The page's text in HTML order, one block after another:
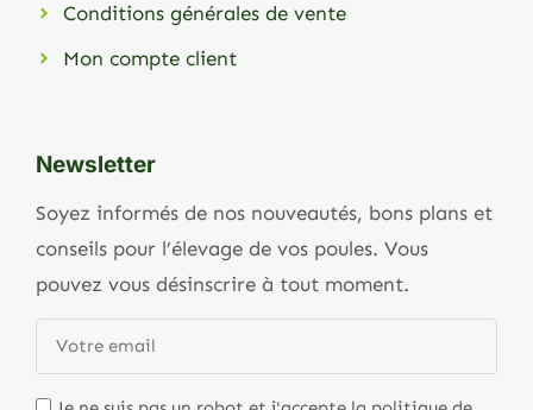
Conditions générales de vente
Mon compte client
Newsletter
Soyez informés de nos nouveautés, bons plans et
conseils pour l’élevage de vos poules. Vous
pouvez vous désinscrire à tout moment.